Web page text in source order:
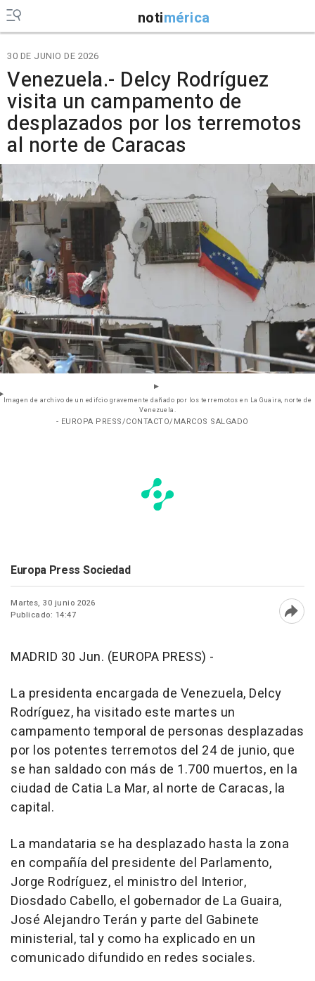
notimérica
30 DE JUNIO DE 2026
Venezuela.- Delcy Rodríguez
visita un campamento de
desplazados por los terremotos
al norte de Caracas
Imagen de archivo de un edifcio gravemente dañado por los terremotos en La Guaira, norte de
Venezuela.
- EUROPA PRESS/CONTACTO/MARCOS SALGADO
Europa Press Sociedad
Martes, 30 junio 2026
Publicado: 14:47
MADRID 30 Jun. (EUROPA PRESS) -
La presidenta encargada de Venezuela, Delcy
Rodríguez, ha visitado este martes un
campamento temporal de personas desplazadas
por los potentes terremotos del 24 de junio, que
se han saldado con más de 1.700 muertos, en la
ciudad de Catia La Mar, al norte de Caracas, la
capital.
La mandataria se ha desplazado hasta la zona
en compañía del presidente del Parlamento,
Jorge Rodríguez, el ministro del Interior,
Diosdado Cabello, el gobernador de La Guaira,
José Alejandro Terán y parte del Gabinete
ministerial, tal y como ha explicado en un
comunicado difundido en redes sociales.